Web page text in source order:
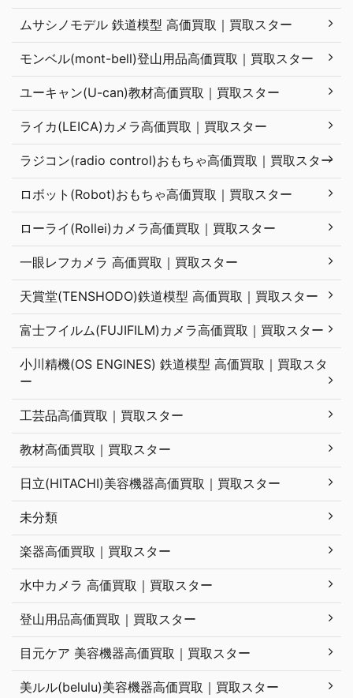
ムサシノモデル 鉄道模型 高価買取｜買取スター
モンベル(mont-bell)登山用品高価買取｜買取スター
ユーキャン(U-can)教材高価買取｜買取スター
ライカ(LEICA)カメラ高価買取｜買取スター
ラジコン(radio control)おもちゃ高価買取｜買取スター
ロボット(Robot)おもちゃ高価買取｜買取スター
ローライ(Rollei)カメラ高価買取｜買取スター
一眼レフカメラ 高価買取｜買取スター
天賞堂(TENSHODO)鉄道模型 高価買取｜買取スター
富士フイルム(FUJIFILM)カメラ高価買取｜買取スター
小川精機(OS ENGINES) 鉄道模型 高価買取｜買取スタ
ー
工芸品高価買取｜買取スター
教材高価買取｜買取スター
日立(HITACHI)美容機器高価買取｜買取スター
未分類
楽器高価買取｜買取スター
水中カメラ 高価買取｜買取スター
登山用品高価買取｜買取スター
目元ケア 美容機器高価買取｜買取スター
美ルル(belulu)美容機器高価買取｜買取スター